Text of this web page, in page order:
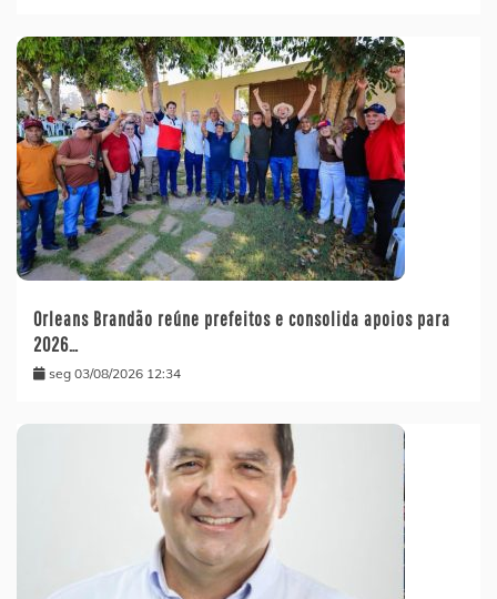
Orleans Brandão reúne prefeitos e consolida apoios para
2026…
seg 03/08/2026 12:34